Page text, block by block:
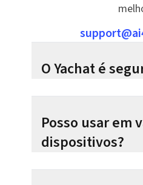
O Yachat é
Posso usar em
dispositivos?